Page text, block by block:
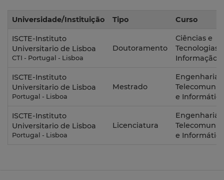
Universidade/Instituição Tipo Curso
ISCTE-Instituto
Universitario de Lisboa
CTI - Portugal - Lisboa
Doutoramento
Ciências e
Tecnologias
Informação
ISCTE-Instituto
Universitario de Lisboa
Portugal - Lisboa
Mestrado
Engenharia
e Informática
ISCTE-Instituto
Universitario de Lisboa
Portugal - Lisboa
Licenciatura
Engenharia
e Informática